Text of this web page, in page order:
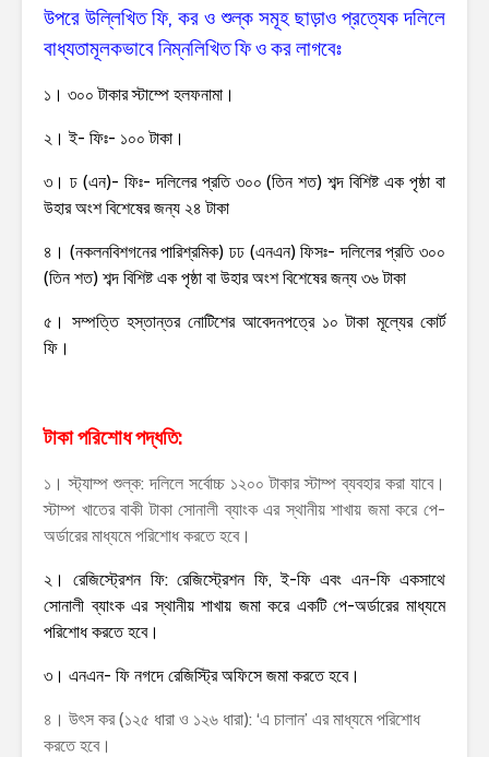
উপরে উল্লিখিত ফি, কর ও শুল্ক সমূহ ছাড়াও প্রত্যেক দলিলে
বাধ্যতামূলকভাবে নিম্নলিখিত ফি ও কর লাগবেঃ
১। ৩০০ টাকার স্টাম্পে হলফনামা।
২। ই- ফিঃ- ১০০ টাকা।
৩। ঢ (এন)- ফিঃ-দলিলের প্রতি ৩০০ (তিন শত) শব্দ বিশিষ্ট এক পৃষ্ঠা বা
উহার অংশ বিশেষের জন্য ২৪ টাকা
৪। (নকলনবিশগনের পারিশ্রমিক) ঢঢ (এনএন) ফিসঃ-দলিলেরপ্রতি ৩০০
(তিন শত) শব্দ বিশিষ্ট এক পৃষ্ঠা বা উহার অংশ বিশেষের জন্য ৩৬ টাকা
৫। সম্পত্তি হস্তান্তর নোটিশের আবেদনপত্রে ১০ টাকা মূল্যের কোর্ট
ফি।
টাকা পরিশোধ পদ্ধতি:
১। স্ট্যাম্প শুল্ক: দলিলে সর্বোচ্চ ১২০০ টাকার স্টাম্প ব্যবহার করা যাবে।
স্টাম্প খাতের বাকী টাকা সোনালী ব্যাংক এর স্থানীয় শাখায় জমা করে পে-
অর্ডারের মাধ্যমে পরিশোধ করতে হবে।
২। রেজিস্ট্রেশন ফি: রেজিস্ট্রেশন ফি, ই-ফি এবং এন-ফি একসাথে
সোনালী ব্যাংক এর স্থানীয় শাখায় জমা করে একটি পে-অর্ডারের মাধ্যমে
পরিশোধ করতে হবে।
৩। এনএন- ফি নগদে রেজিস্ট্রি অফিসে জমা করতে হবে।
৪। উৎস কর (১২৫ ধারা ও ১২৬ ধারা): ‘এ চালান’ এর মাধ্যমে পরিশোধ
করতে হবে।